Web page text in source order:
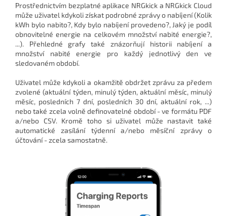
Prostřednictvím bezplatné aplikace NRGkick a NRGkick Cloud
může uživatel kdykoli získat podrobné zprávy o nabíjení (Kolik
kWh bylo nabito?, Kdy bylo nabíjení provedeno?, Jaký je podíl
obnovitelné energie na celkovém množství nabité energie?,
...). Přehledné grafy také znázorňují historii nabíjení a
množství nabité energie pro každý jednotlivý den ve
sledovaném období.
Uživatel může kdykoli a okamžitě obdržet zprávu za předem
zvolené (aktuální týden, minulý týden, aktuální měsíc, minulý
měsíc, posledních 7 dní, posledních 30 dní, aktuální rok, ...)
nebo také zcela volně definovatelné období - ve formátu PDF
a/nebo CSV. Kromě toho si uživatel může nastavit také
automatické zasílání týdenní a/nebo měsíční zprávy o
účtování - zcela samostatně.